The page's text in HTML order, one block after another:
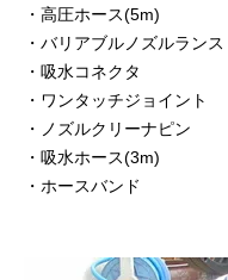
・高圧ホース(5m)
・バリアブルノズルランス
・吸水コネクタ
・ワンタッチジョイント
・ノズルクリーナピン
・吸水ホース(3m)
・ホースバンド